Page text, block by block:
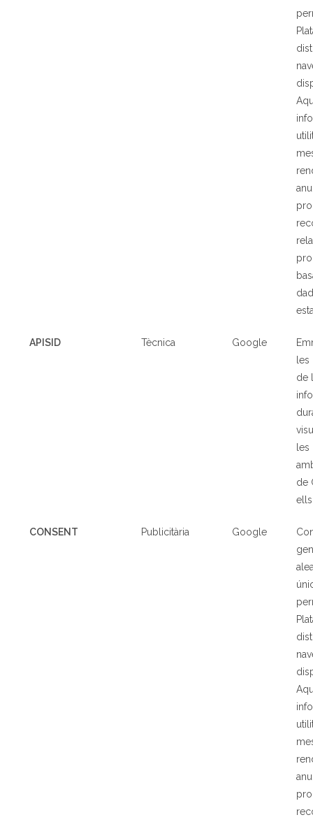
APISID Tècnica Google
les
de
les
de
ells
CONSENT Publicitària Google